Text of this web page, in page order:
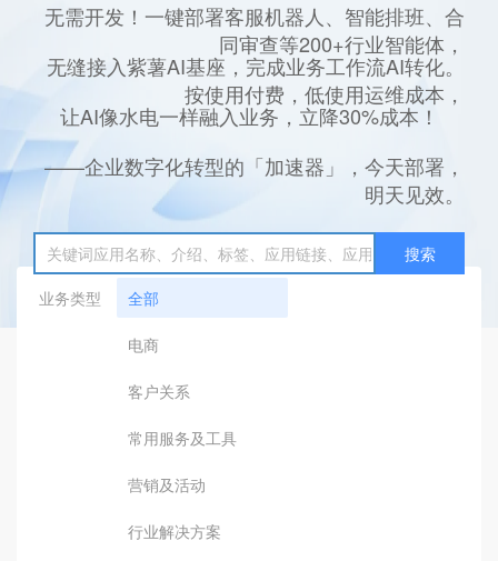
无需开发！一键部署客服机器人、智能排班、合
同审查等200+行业智能体，
无缝接入紫薯AI基座，完成业务工作流AI转化。
按使用付费，低使用运维成本，
让AI像水电一样融入业务，立降30%成本！
——企业数字化转型的「加速器」，今天部署，
明天见效。
搜索
业务类型
全部
电商
客户关系
常用服务及工具
营销及活动
行业解决方案